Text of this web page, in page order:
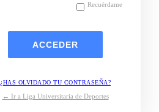
Recuérdame
¿HAS OLVIDADO TU CONTRASEÑA?
← Ir a Liga Universitaria de Deportes